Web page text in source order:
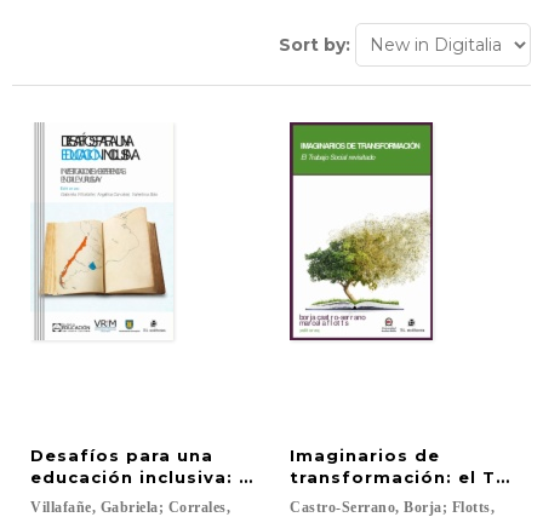
Sort by:
Desafíos para una
educación inclusiva: investigaciones y
Villafañe, Gabriela; Corrales,
Imaginarios de
transformación: el
Castro-Serrano, Borja; Flotts,